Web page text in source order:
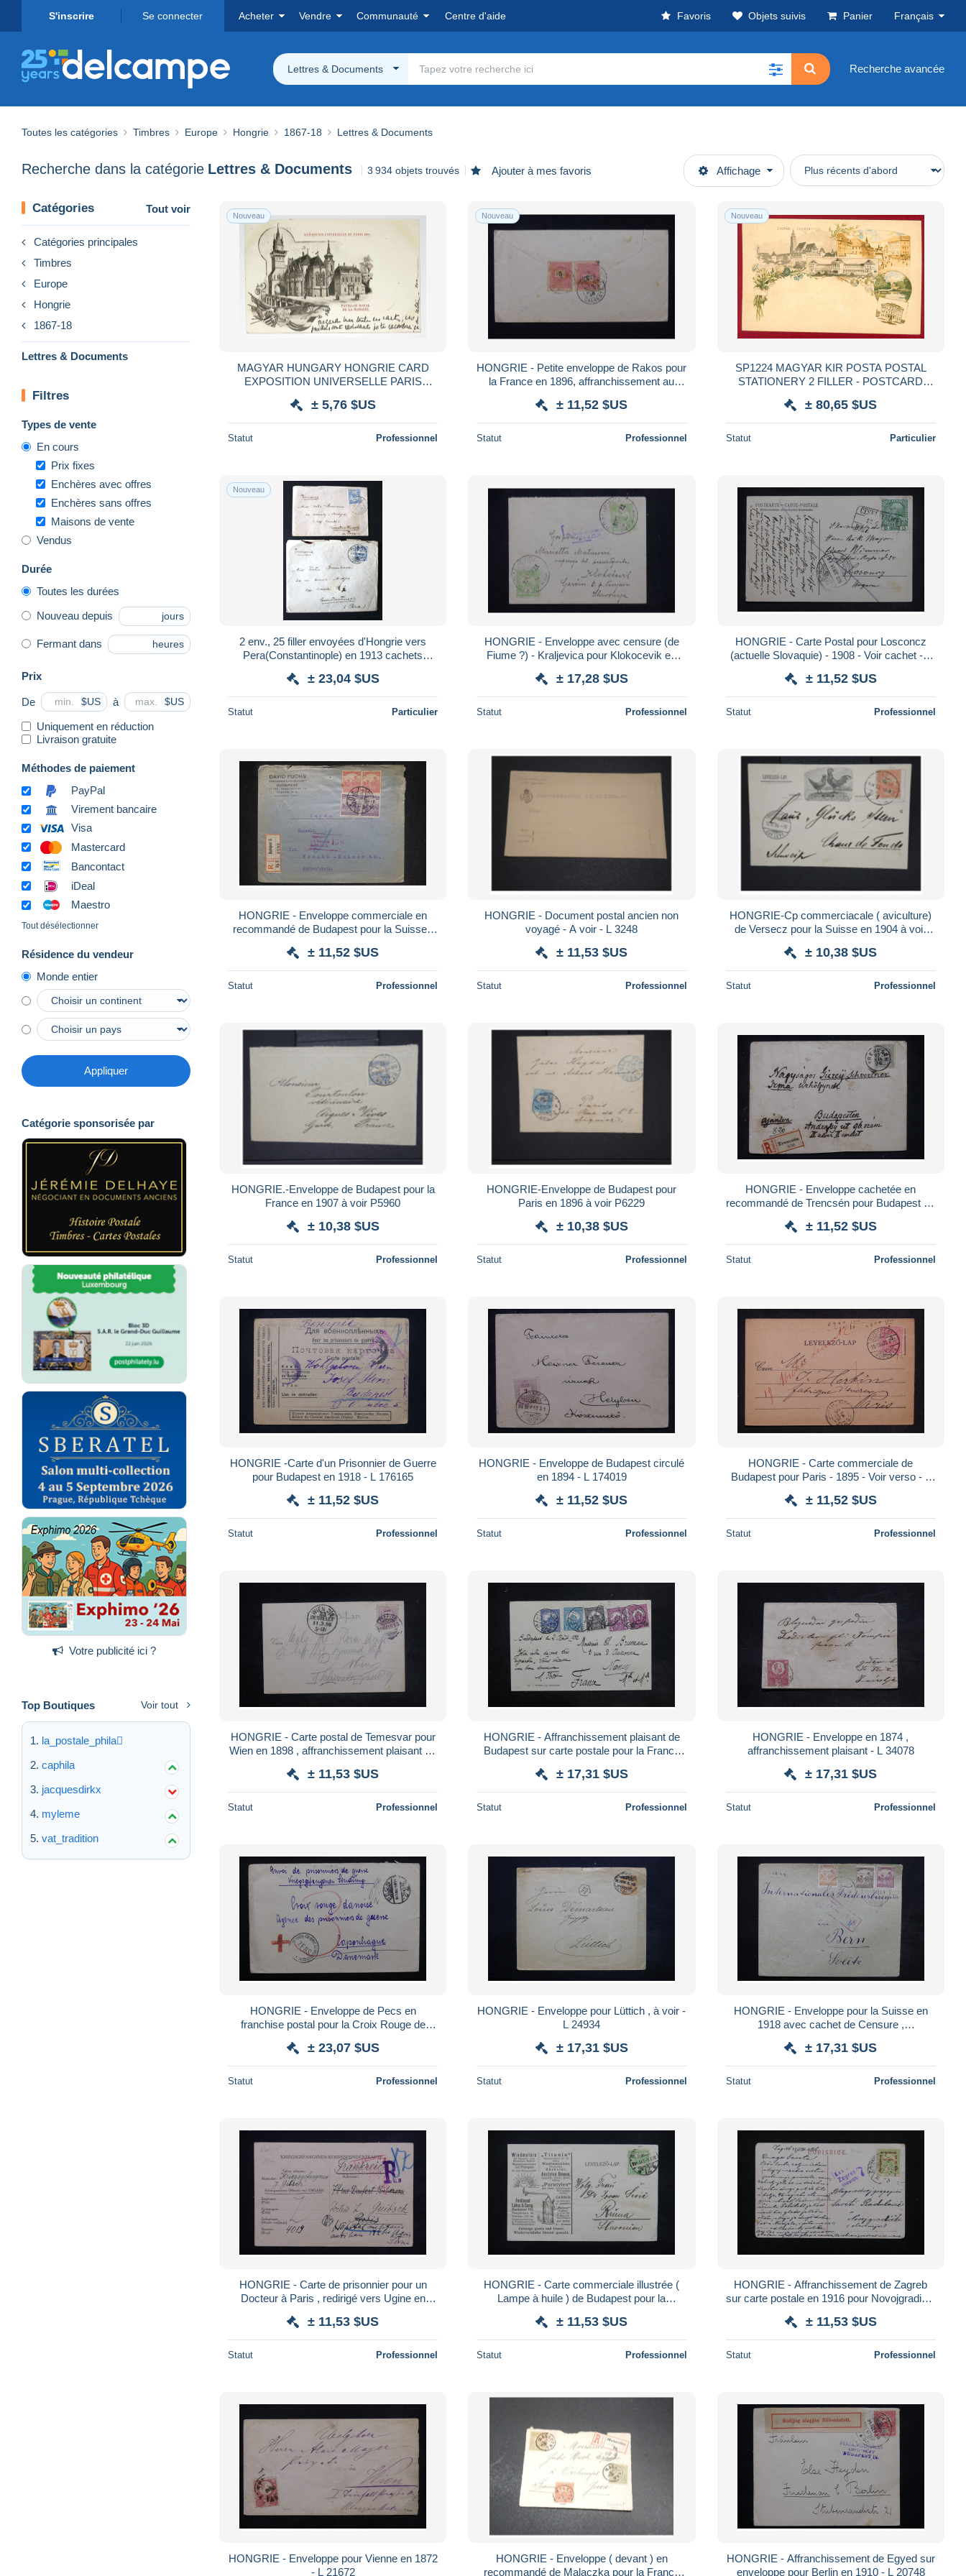
S'inscrire Se connecter Acheter Vendre Communauté Centre d'aide Favoris Objets suivis Panier Français
Lettres & Documents Recherche avancée
Toutes les catégories Timbres Europe Hongrie 1867-18 Lettres & Documents
Recherche dans la catégorie Lettres & Documents 3 934 objets trouvés Ajouter à mes favoris Affichage
Catégories Tout voir
Catégories principales
Timbres
Europe
Hongrie
1867-18
Lettres & Documents
Filtres
Types de vente
En cours
Prix fixes
Enchères avec offres
Enchères sans offres
Maisons de vente
Vendus
Durée
Toutes les durées
Nouveau depuis jours
Fermant dans heures
Prix
De $US à $US
Uniquement en réduction
Livraison gratuite
Méthodes de paiement
PayPal
Virement bancaire
Visa
Mastercard
Bancontact
iDeal
Maestro
Tout désélectionner
Résidence du vendeur
Monde entier
Appliquer
Catégorie sponsorisée par
Votre publicité ici ?
Top Boutiques Voir tout
la_postale_phila
caphila
jacquesdirkx
myleme
vat_tradition
Nouveau
MAGYAR HUNGARY HONGRIE CARD
EXPOSITION UNIVERSELLE PARIS
± 5,76 $US
Statut Professionnel
Nouveau
HONGRIE - Petite enveloppe de Rakos pour
la France en 1896, affranchissement au
± 11,52 $US
Statut Professionnel
Nouveau
SP1224 MAGYAR KIR POSTA POSTAL
STATIONERY 2 FILLER - POSTCARD
± 80,65 $US
Statut Particulier
Nouveau
2 env., 25 filler envoyées d'Hongrie vers
Pera(Constantinople) en 1913 cachets
± 23,04 $US
Statut Particulier
HONGRIE - Enveloppe avec censure (de
Fiume ?) - Kraljevica pour Klokocevik en
± 17,28 $US
Statut Professionnel
HONGRIE - Carte Postal pour Losconcz
(actuelle Slovaquie) - 1908 - Voir cachet - J
± 11,52 $US
Statut Professionnel
HONGRIE - Enveloppe commerciale en
recommandé de Budapest pour la Suisse -
± 11,52 $US
Statut Professionnel
HONGRIE - Document postal ancien non
voyagé - A voir - L 3248
± 11,53 $US
Statut Professionnel
HONGRIE-Cp commerciacale ( aviculture)
de Versecz pour la Suisse en 1904 à voir
± 10,38 $US
Statut Professionnel
HONGRIE.-Enveloppe de Budapest pour la
France en 1907 à voir P5960
± 10,38 $US
Statut Professionnel
HONGRIE-Enveloppe de Budapest pour
Paris en 1896 à voir P6229
± 10,38 $US
Statut Professionnel
HONGRIE - Enveloppe cachetée en
recommandé de Trencsén pour Budapest en
± 11,52 $US
Statut Professionnel
HONGRIE -Carte d'un Prisonnier de Guerre
pour Budapest en 1918 - L 176165
± 11,52 $US
Statut Professionnel
HONGRIE - Enveloppe de Budapest circulé
en 1894 - L 174019
± 11,52 $US
Statut Professionnel
HONGRIE - Carte commerciale de
Budapest pour Paris - 1895 - Voir verso - J
± 11,52 $US
Statut Professionnel
HONGRIE - Carte postal de Temesvar pour
Wien en 1898 , affranchissement plaisant - L
± 11,53 $US
Statut Professionnel
HONGRIE - Affranchissement plaisant de
Budapest sur carte postale pour la France
± 17,31 $US
Statut Professionnel
HONGRIE - Enveloppe en 1874 ,
affranchissement plaisant - L 34078
± 17,31 $US
Statut Professionnel
HONGRIE - Enveloppe de Pecs en
franchise postal pour la Croix Rouge de
± 23,07 $US
Statut Professionnel
HONGRIE - Enveloppe pour Lüttich , à voir -
L 24934
± 17,31 $US
Statut Professionnel
HONGRIE - Enveloppe pour la Suisse en
1918 avec cachet de Censure ,
24394
± 17,31 $US
Statut Professionnel
HONGRIE - Carte de prisonnier pour un
Docteur à Paris , redirigé vers Ugine en
± 11,53 $US
Statut Professionnel
HONGRIE - Carte commerciale illustrée (
Lampe à huile ) de Budapest pour la
± 11,53 $US
Statut Professionnel
HONGRIE - Affranchissement de Zagreb
sur carte postale en 1916 pour Novojgradiski
± 11,53 $US
Statut Professionnel
HONGRIE - Enveloppe pour Vienne en 1872
- L 21672
HONGRIE - Enveloppe ( devant ) en
recommandé de Malaczka pour la France
HONGRIE - Affranchissement de Egyed sur
enveloppe pour Berlin en 1910 - L 20748